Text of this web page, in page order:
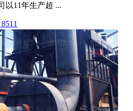
以11年生产超 ...